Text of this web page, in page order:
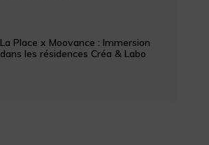
La Place x Moovance : Immersion
dans les résidences Créa & Labo